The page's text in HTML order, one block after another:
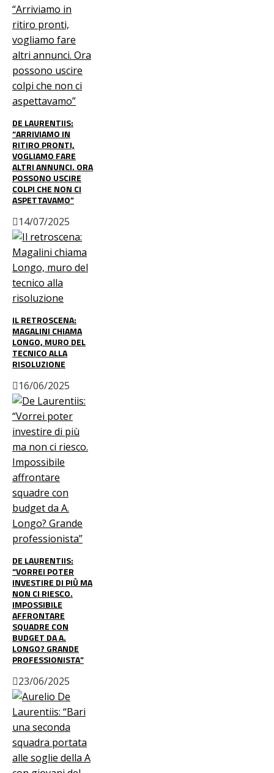
DE LAURENTIIS:
“ARRIVIAMO IN
RITIRO PRONTI,
VOGLIAMO FARE
ALTRI ANNUNCI. ORA
POSSONO USCIRE
COLPI CHE NON CI
ASPETTAVAMO”
14/07/2025
IL RETROSCENA:
MAGALINI CHIAMA
LONGO, MURO DEL
TECNICO ALLA
RISOLUZIONE
16/06/2025
DE LAURENTIIS:
“VORREI POTER
INVESTIRE DI PIÙ MA
NON CI RIESCO.
IMPOSSIBILE
AFFRONTARE
SQUADRE CON
BUDGET DA A.
LONGO? GRANDE
PROFESSIONISTA”
23/06/2025